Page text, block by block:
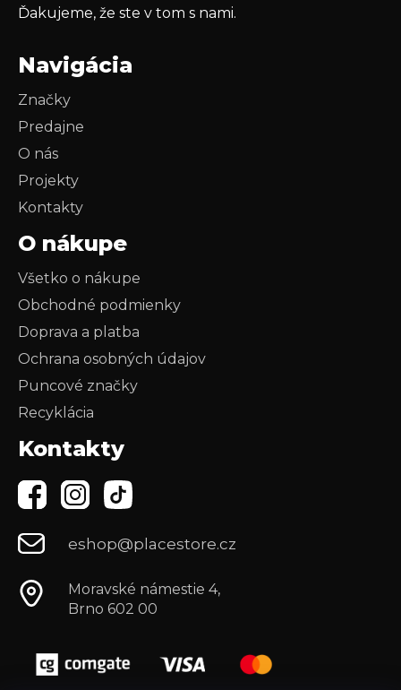
Ďakujeme, že ste v tom s nami.
Navigácia
Značky
Predajne
O nás
Projekty
Kontakty
O nákupe
Všetko o nákupe
Obchodné podmienky
Doprava a platba
Ochrana osobných údajov
Puncové značky
Recyklácia
Kontakty
eshop@placestore.cz
Moravské námestie 4,
Brno 602 00